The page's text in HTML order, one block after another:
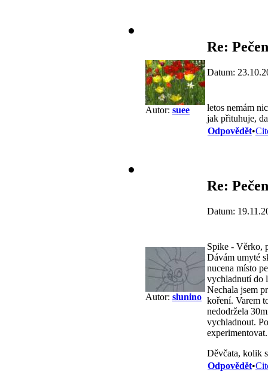
Autor: suee
Re:
Datum:
letos nemám
jak přituhuje,
Odpovědět•
Autor: slunino
Re:
Datum:
Spike - Věrko,
Dávám umyté
nucena místo
vychladnutí do
Nechala jsem
koření. Varem
nedodržela
vychladnout.
experimentovat.
Děvčata, kolik
Odpovědět•